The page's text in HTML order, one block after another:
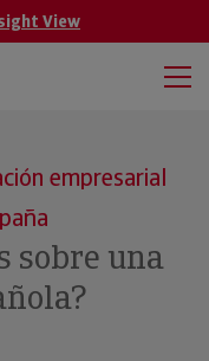
View
empresarial
sobre una